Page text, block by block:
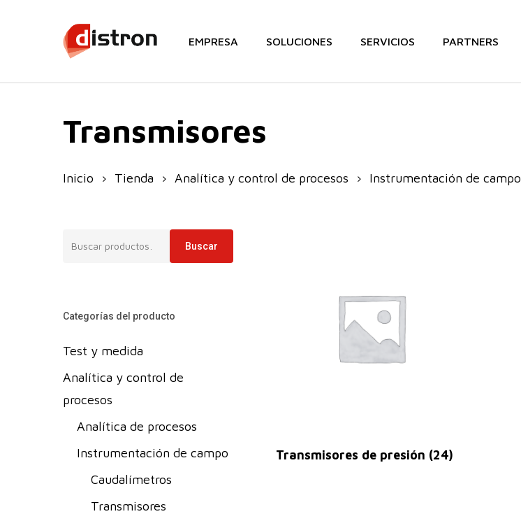
EMPRESA SOLUCIONES SERVICIOS PARTNERS
Transmisores
Inicio Tienda Analítica y control de procesos Instrumentación de campo
Buscar
Categorías del producto
Test y medida
Analítica y control de
procesos
Analítica de procesos
Instrumentación de campo
Caudalímetros
Transmisores
Transmisores de presión (24)